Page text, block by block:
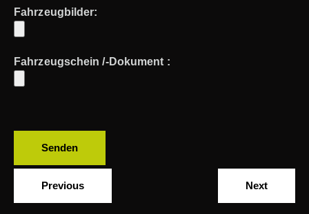
Fahrzeugbilder:
Fahrzeugschein /-Dokument :
Previous Next